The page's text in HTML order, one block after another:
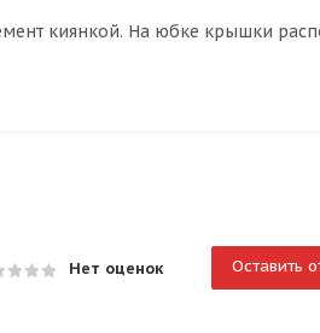
киянкой. На юбке крышки
Нет оценок Оставить